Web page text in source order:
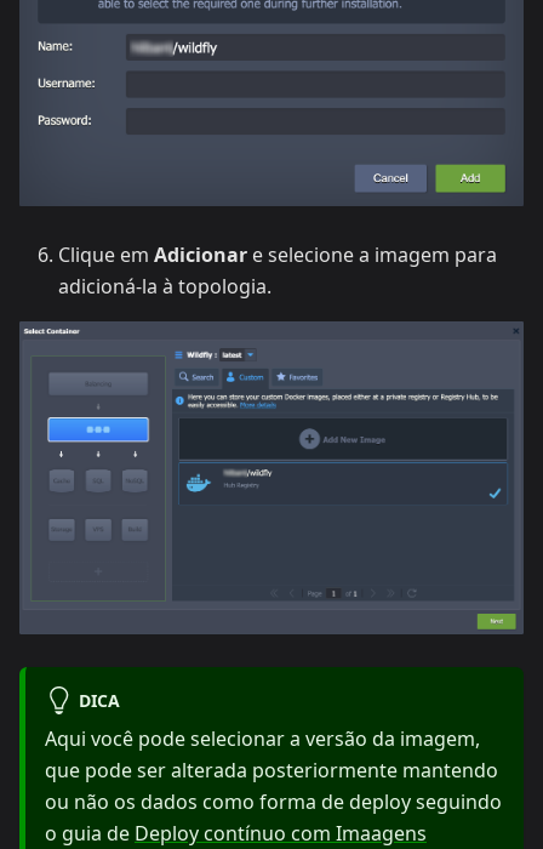
Clique em Adicionar e selecione a imagem para
adicioná-la à topologia.
DICA
Aqui você pode selecionar a versão da imagem,
que pode ser alterada posteriormente mantendo
ou não os dados como forma de deploy seguindo
o guia de Deploy contínuo com Imaagens